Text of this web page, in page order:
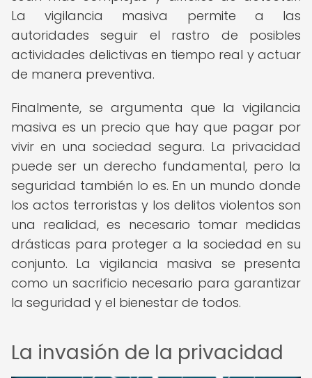
La vigilancia masiva permite a las
autoridades seguir el rastro de posibles
actividades delictivas en tiempo real y actuar
de manera preventiva.
Finalmente, se argumenta que la vigilancia
masiva es un precio que hay que pagar por
vivir en una sociedad segura. La privacidad
puede ser un derecho fundamental, pero la
seguridad también lo es. En un mundo donde
los actos terroristas y los delitos violentos son
una realidad, es necesario tomar medidas
drásticas para proteger a la sociedad en su
conjunto. La vigilancia masiva se presenta
como un sacrificio necesario para garantizar
la seguridad y el bienestar de todos.
La invasión de la privacidad